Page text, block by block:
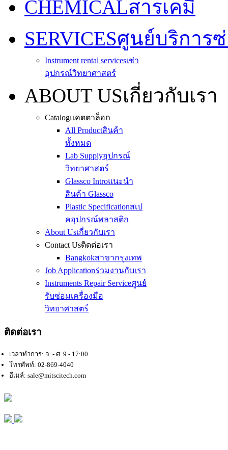
CHEMICALสารเคมี
SERVICESศูนย์บริการ
Instrument rental servicesเช่า
อุปกรณ์วิทยาศาสตร์
ABOUT USเกี่ยวกับเรา
Catalogแคตตาล็อก
All Productสินค้า
ทั้งหมด
Lab Supplyอุปกรณ์
วิทยาศาสตร์
Glassco Introแนะนำ
สินค้า Glassco
Plastic Specificationสเป
คอุปกรณ์พลาสติก
About Usเกี่ยวกับเรา
Contact Usติดต่อเรา
Bangkokสาขากรุงเทพ
Job Applicationร่วมงานกับเรา
Instruments Repair Serviceศูนย์
รับซ่อมเครื่องมือ
วิทยาศาสตร์
ติดต่อเรา
เวลาทำการ: จ. - ศ. 9 - 17:00
โทรศัพท์: 02-869-4040
อีเมล์: sale@mitscitech.com